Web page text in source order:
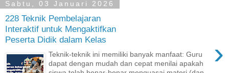
Sabtu, 03 Januari 2026
228 Teknik Pembelajaran
Interaktif untuk Mengaktifkan
Peserta Didik dalam Kelas
›
Teknik-teknik ini memiliki banyak manfaat: Guru
dapat dengan mudah dan cepat menilai apakah